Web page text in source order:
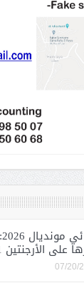
الأرجنتين 1 – 0 بعد وقت إضافي
07/20/